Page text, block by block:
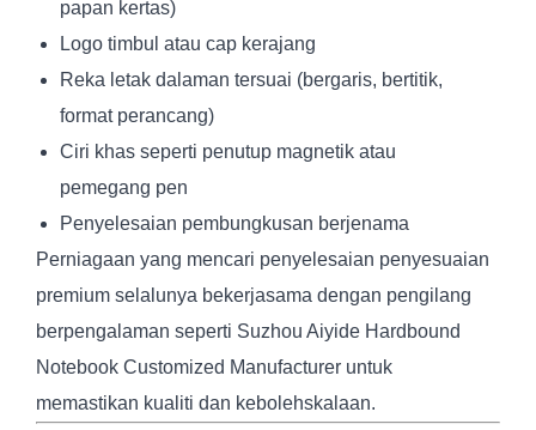
papan kertas)
Logo timbul atau cap kerajang
Reka letak dalaman tersuai (bergaris, bertitik,
format perancang)
Ciri khas seperti penutup magnetik atau
pemegang pen
Penyelesaian pembungkusan berjenama
Perniagaan yang mencari penyelesaian penyesuaian
premium selalunya bekerjasama dengan pengilang
berpengalaman seperti Suzhou Aiyide Hardbound
Notebook Customized Manufacturer untuk
memastikan kualiti dan kebolehskalaan.